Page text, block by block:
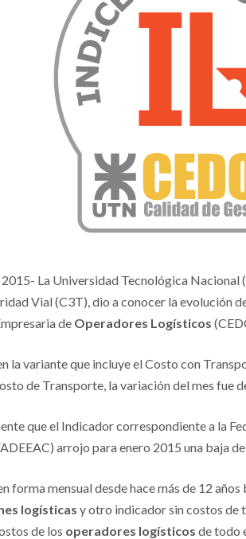
La Universidad Tecnológica
Vial (C3T), dio a conocer la evolución
de Operadores Logísticos
la variante que incluye el Costo con
de Transporte, la variación del mes fue
que el Indicador correspondiente a la
arrojo para enero 2015 una baja
forma mensual desde hace más de 12
logísticas y otro indicador sin costos de
de los operadores logísticos de todo